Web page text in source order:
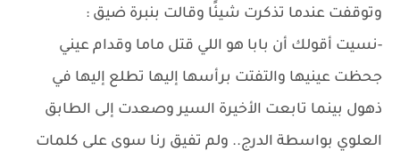
وتوقفت عندما تذكرت شيئًا وقالت بنبرة ضيق :
-نسيت أقولك أن بابا هو اللي قتل ماما وقدام عيني
جحظت عينيها والتفتت برأسها إليها تطلع إليها في
ذهول بينما تابعت الأخيرة السير وصعدت إلى الطابق
العلوي بواسطة الدرج.. ولم تفيق رنا سوى على كلمات